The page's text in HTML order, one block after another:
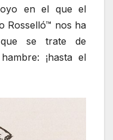
en el que el
Rosselló™ nos ha
se trate de
¡hasta el